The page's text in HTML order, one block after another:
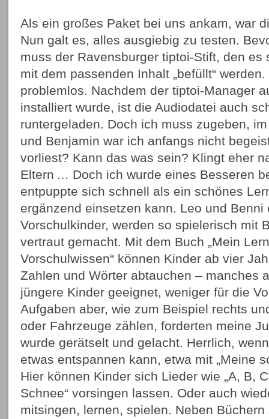
Als ein großes Paket bei uns ankam, war
Nun galt es, alles ausgiebig zu testen.
muss der Ravensburger tiptoi-Stift, den es
mit dem passenden Inhalt „befüllt“
problemlos. Nachdem der tiptoi-Manager
installiert wurde, ist die Audio­datei auch
runtergeladen. Doch ich muss zugeben,
und Benjamin war ich anfangs nicht
vorliest? Kann das was sein? Klingt eher
Eltern … Doch ich wurde eines Besseren
entpuppte sich schnell als ein schönes
ergänzend einsetzen kann. Leo und Benni
Vorschulkinder, werden so spielerisch mit
vertraut gemacht. Mit dem Buch „Mein
Vorschulwissen“ können Kinder ab vier
Zahlen und Wörter abtauchen – manches
jüngere Kinder geeignet, weniger für die
Aufgaben aber, wie zum Beispiel rechts
oder Fahrzeuge zählen, forderten meine
wurde gerätselt und gelacht. Herrlich,
etwas entspannen kann, etwa mit „Meine
Hier können Kinder sich Lieder wie „A, B,
Schnee“ vorsingen lassen. Oder auch
mitsingen, lernen, spielen. Neben